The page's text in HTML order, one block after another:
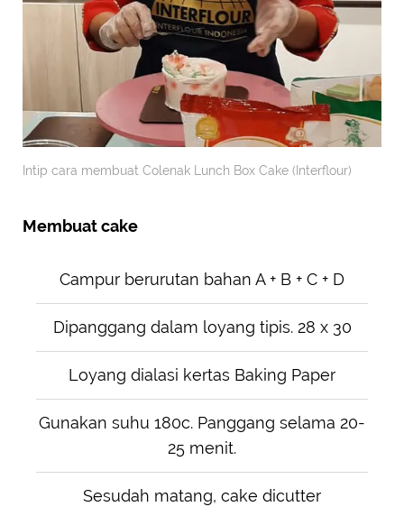
Intip cara membuat Colenak Lunch Box Cake (Interflour)
Membuat cake
Campur berurutan bahan A + B + C + D
Dipanggang dalam loyang tipis. 28 x 30
Loyang dialasi kertas Baking Paper
Gunakan suhu 180c. Panggang selama 20-
25 menit.
Sesudah matang, cake dicutter